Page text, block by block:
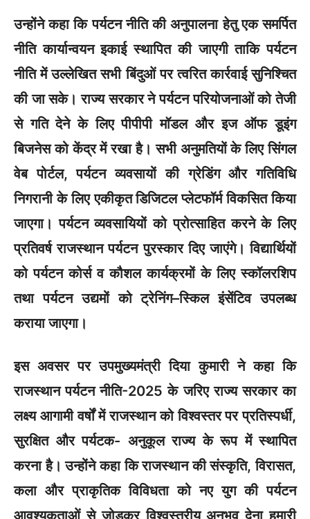
उन्होंने कहा कि पर्यटन नीति की अनुपालना हेतु एक समर्पित
नीति कार्यान्वयन इकाई स्थापित की जाएगी ताकि पर्यटन
नीति में उल्लेखित सभी बिंदुओं पर त्वरित कार्रवाई सुनिश्चित
की जा सके। राज्य सरकार ने पर्यटन परियोजनाओं को तेजी
से गति देने के लिए पीपीपी मॉडल और इज ऑफ डूइंग
बिजनेस को केंद्र में रखा है। सभी अनुमतियों के लिए सिंगल
वेब पोर्टल, पर्यटन व्यवसायों की ग्रेडिंग और गतिविधि
निगरानी के लिए एकीकृत डिजिटल प्लेटफॉर्म विकसित किया
जाएगा। पर्यटन व्यवसायियों को प्रोत्साहित करने के लिए
प्रतिवर्ष राजस्थान पर्यटन पुरस्कार दिए जाएंगे। विद्यार्थियों
को पर्यटन कोर्स व कौशल कार्यक्रमों के लिए स्कॉलरशिप
तथा पर्यटन उद्यमों को ट्रेनिंग–स्किल इंसेंटिव उपलब्ध
कराया जाएगा।
इस अवसर पर उपमुख्यमंत्री दिया कुमारी ने कहा कि
राजस्थान पर्यटन नीति-2025 के जरिए राज्य सरकार का
लक्ष्य आगामी वर्षों में राजस्थान को विश्वस्तर पर प्रतिस्पर्धी,
सुरक्षित और पर्यटक- अनुकूल राज्य के रूप में स्थापित
करना है। उन्होंने कहा कि राजस्थान की संस्कृति, विरासत,
कला और प्राकृतिक विविधता को नए युग की पर्यटन